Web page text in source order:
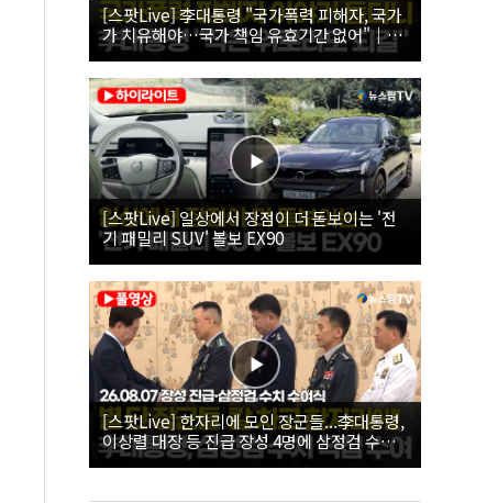
[스팟Live] 李대통령 "국가폭력 피해자, 국가
가 치유해야…국가 책임 유효기간 없어"｜
26.08.07 국가폭력 피해자 위로 오찬
[스팟Live] 일상에서 장점이 더 돋보이는 '전
기 패밀리 SUV' 볼보 EX90
[스팟Live] 한자리에 모인 장군들...李대통령,
이상렬 대장 등 진급 장성 4명에 삼정검 수치
직접 수여｜26.08.07 장성 진급·삼정검 수치